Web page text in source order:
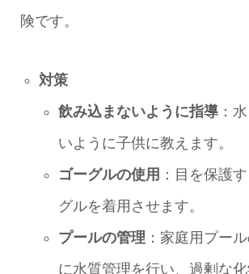
険です。
対策
飲み込まないように指導：
いように子供に教えます。
ゴーグルの使用 ：目を保護
グルを着用させます。
プールの管理 ：家庭用プー
に水質管理を行い、過剰な